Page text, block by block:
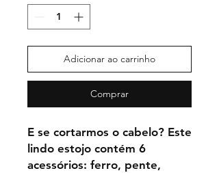
Adicionar ao carrinho
Comprar
E se cortarmos o cabelo? Este
lindo estojo contém 6
acessórios: ferro, pente,